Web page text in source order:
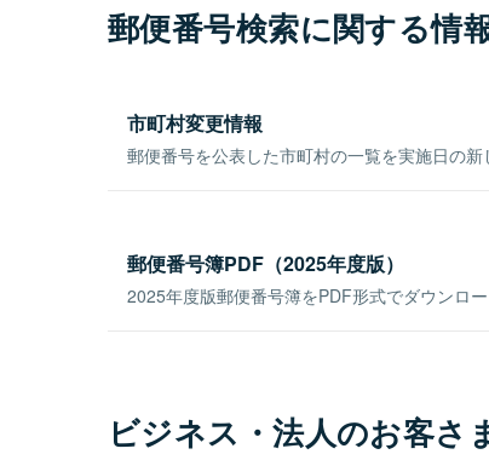
郵便番号検索に関する情
市町村変更情報
郵便番号を公表した市町村の一覧を実施日の新
郵便番号簿PDF（2025年度版）
2025年度版郵便番号簿をPDF形式でダウンロー
ビジネス・法人のお客さ